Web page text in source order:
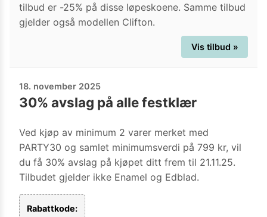
tilbud er -25% på disse løpeskoene. Samme tilbud
gjelder også modellen Clifton.
Vis tilbud »
18. november 2025
30% avslag på alle festklær
Ved kjøp av minimum 2 varer merket med
PARTY30 og samlet minimumsverdi på 799 kr, vil
du få 30% avslag på kjøpet ditt frem til 21.11.25.
Tilbudet gjelder ikke Enamel og Edblad.
Rabattkode: